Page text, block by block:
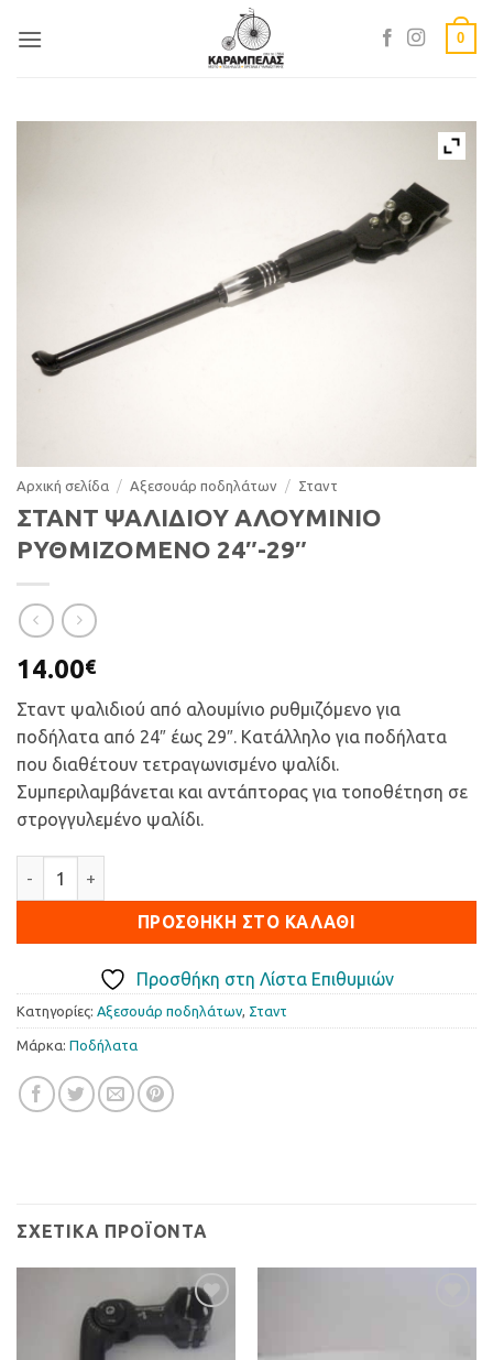
0
Αρχική σελίδα / Αξεσουάρ ποδηλάτων / Σταντ
ΣΤΑΝΤ ΨΑΛΙΔΙΟΥ ΑΛΟΥΜΙΝΙΟ
ΡΥΘΜΙΖΟΜΕΝΟ 24″-29″
14.00€
Σταντ ψαλιδιού από αλουμίνιο ρυθμιζόμενο για
ποδήλατα από 24″ έως 29″. Κατάλληλο για ποδήλατα
που διαθέτουν τετραγωνισμένο ψαλίδι.
Συμπεριλαμβάνεται και αντάπτορας για τοποθέτηση σε
στρογγυλεμένο ψαλίδι.
ΠΡΟΣΘΉΚΗ ΣΤΟ ΚΑΛΆΘΙ
Προσθήκη στη Λίστα Επιθυμιών
Κατηγορίες: Αξεσουάρ ποδηλάτων, Σταντ
Μάρκα: Ποδήλατα
ΣΧΕΤΙΚΆ ΠΡΟΪΌΝΤΑ
Προσθήκη
στη Λίστα
Επιθυμιών